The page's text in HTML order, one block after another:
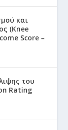
και
(Knee
Score –
του
Rating